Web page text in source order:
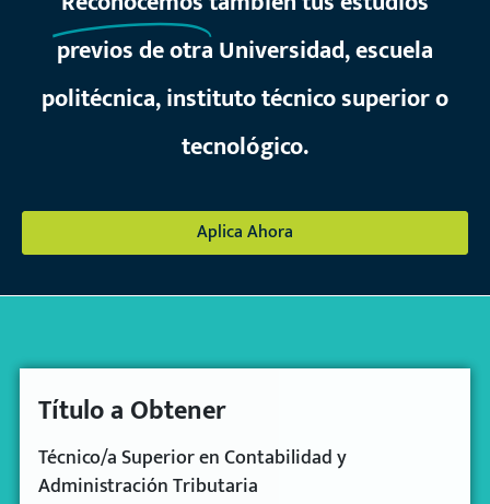
previos de otra Universidad, escuela
politécnica, instituto técnico superior o
tecnológico.
Aplica Ahora
Título a Obtener
Técnico/a Superioren Contabilidad y
Administración Tributaria